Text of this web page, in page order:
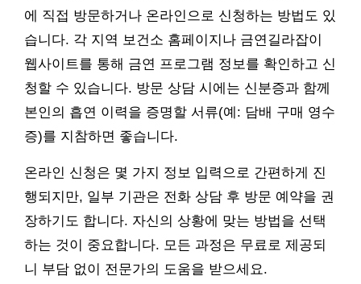
에 직접 방문하거나 온라인으로 신청하는 방법도 있
습니다. 각 지역 보건소 홈페이지나 금연길라잡이
웹사이트를 통해 금연 프로그램 정보를 확인하고 신
청할 수 있습니다. 방문 상담 시에는 신분증과 함께
본인의 흡연 이력을 증명할 서류(예: 담배 구매 영수
증)를 지참하면 좋습니다.
온라인 신청은 몇 가지 정보 입력으로 간편하게 진
행되지만, 일부 기관은 전화 상담 후 방문 예약을 권
장하기도 합니다. 자신의 상황에 맞는 방법을 선택
하는 것이 중요합니다. 모든 과정은 무료로 제공되
니 부담 없이 전문가의 도움을 받으세요.